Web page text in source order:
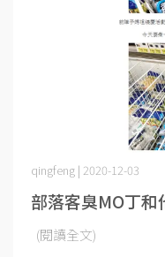
部落客臭MO丁
qingfeng | 2020-12-03
(閱讀全文)